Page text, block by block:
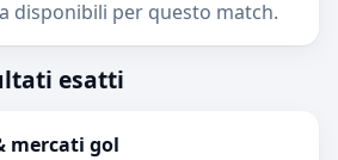
disponibili per questo match.
esatti
mercati gol